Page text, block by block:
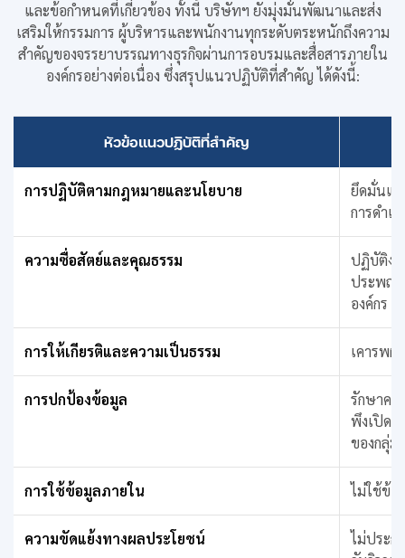
และข้อกำหนดที่เกี่ยวข้อง ทั้งนี้ บริษัทฯ ยังมุ่งมั่นพัฒนาและส่ง
เสริมให้กรรมการ ผู้บริหารและพนักงานทุกระดับตระหนักถึงความ
สำคัญของจรรยาบรรณทางธุรกิจผ่านการอบรมและสื่อสารภายใน
องค์กรอย่างต่อเนื่อง ซึ่งสรุปแนวปฏิบัติที่สำคัญ ได้ดังนี้:
หัวข้อแนวปฏิบัติที่สำคัญ
การปฏิบัติตามกฎหมายและนโยบาย
ยึดมั่นแล
การดำเ
ความซื่อสัตย์และคุณธรรม
ปฏิบัติงา
ประพฤติ
องค์กร
การให้เกียรติและความเป็นธรรม เคารพผู้
การปกป้องข้อมูล
รักษาคว
พึงเปิดเ
ของกลุ่
การใช้ข้อมูลภายใน ไม่ใช้ข้อ
ความขัดแย้งทางผลประโยชน์
ไม่ประก